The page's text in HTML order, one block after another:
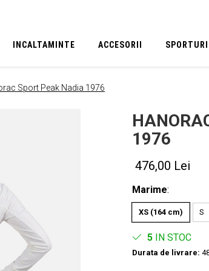
INCALTAMINTE ACCESORII SPORTURI
Sport Peak Nadia 1976
1976
476,00 Lei
Marime:
XS (164 cm) S
5IN STOC
Durata de livrare: